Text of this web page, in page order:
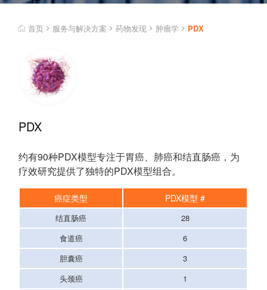
首页 服务与解决方案 药物发现 肿瘤学 PDX
PDX
约有90种PDX模型专注于胃癌、肺癌和结直肠癌，为
疗效研究提供了独特的PDX模型组合。
癌症类型 PDX模型 #
结直肠癌
28
食道癌
6
胆囊癌
3
头颈癌
1